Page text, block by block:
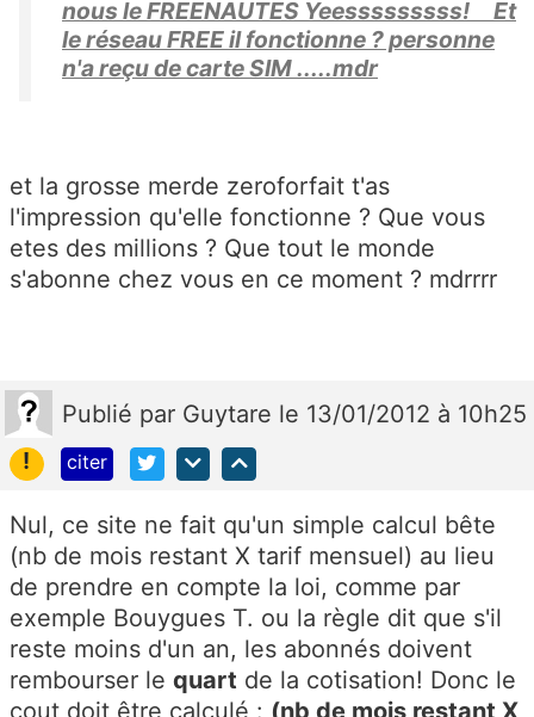
nous le FREENAUTES Yeesssssssss! Et
le réseau FREE il fonctionne ? personne
n'a reçu de carte SIM .....mdr
et la grosse merde zeroforfait t'as
l'impression qu'elle fonctionne ? Que vous
etes des millions ? Que tout le monde
s'abonne chez vous en ce moment ? mdrrrr
Publié par Guytare le 13/01/2012 à 10h25
!
citer
Nul, ce site ne fait qu'un simple calcul bête
(nb de mois restant X tarif mensuel) au lieu
de prendre en compte la loi, comme par
exemple Bouygues T. ou la règle dit que s'il
reste moins d'un an, les abonnés doivent
rembourser le quart de la cotisation! Donc le